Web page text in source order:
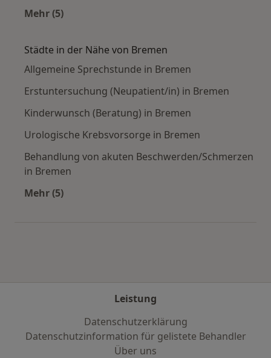
Mehr (5)
Städte in der Nähe von Bremen
Allgemeine Sprechstunde in Bremen
Erstuntersuchung (Neupatient/in) in Bremen
Kinderwunsch (Beratung) in Bremen
Urologische Krebsvorsorge in Bremen
Behandlung von akuten Beschwerden/Schmerzen
in Bremen
Mehr (5)
Leistung
Datenschutzerklärung
Datenschutzinformation für gelistete Behandler
Über uns